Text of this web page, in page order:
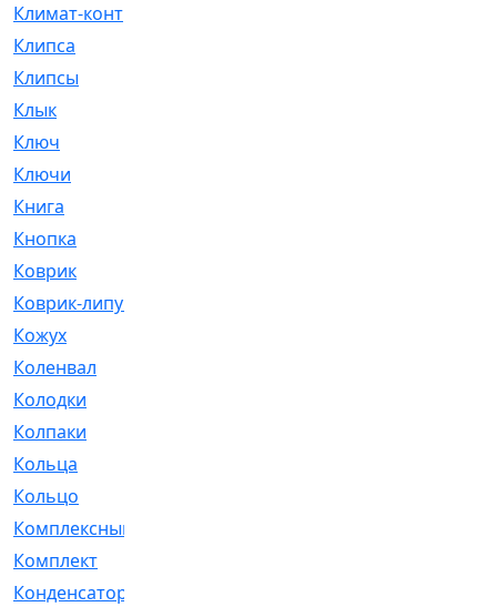
Климат-контроль
Клипса
Клипсы
Клык
Ключ
Ключи
Книга
Кнопка
Коврик
Коврик-липучка
Кожух
Коленвал
Колодки
Колпаки
Кольца
Кольцо
Комплексный
Комплект
Конденсатор